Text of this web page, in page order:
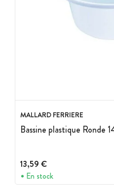
MALLARD FERRIERE
Bassine plastique Ronde
13,59 €
En stock